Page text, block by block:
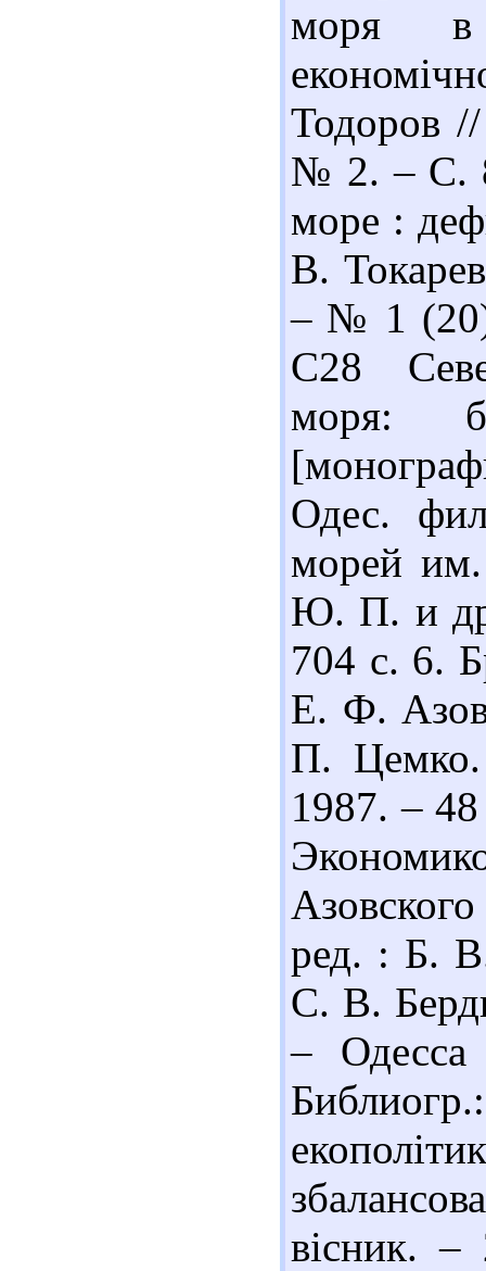
моря в
Тодоров
№ 2. – С.
море :
В.
– № 1
С28
моря:
Одес.
морей
Ю. П. и
704 с. 6.
Е. Ф.
П.
1987. –
ред. : Б.
С. В.
–
вісник.